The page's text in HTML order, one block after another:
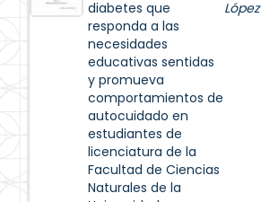
diabetes que
responda a las
necesidades
educativas sentidas
y promueva
comportamientos de
autocuidado en
estudiantes de
licenciatura de la
Facultad de Ciencias
Naturales de la
López